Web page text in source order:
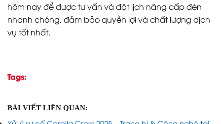
hôm nay để được tư vấn và đặt lịch nâng cấp đèn
nhanh chóng, đảm bảo quyền lợi và chất lượng dịch
vụ tốt nhất.
Tags:
BÀI VIẾT LIÊN QUAN: